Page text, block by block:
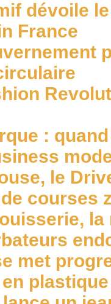
dévoile
France
:
le
courses
met